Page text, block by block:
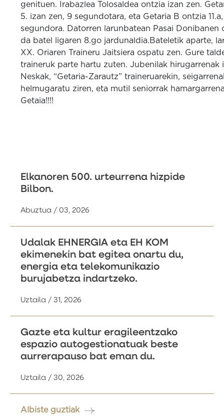
genituen. Irabazlea Tolosaldea ontzia izan zen.
5. izan zen, 9 segundotara, eta Getaria B ontzia 11.a,
segundora. Datorren larunbatean Pasai Donibanen
da batel ligaren 8.go jardunaldia.Bateletik aparte,
XX. Oriaren Traineru Jaitsiera ospatu zen. Gure
traineruk parte hartu zuten. Jubenilak hirugarrenak
Neskak, “Getaria-Zarautz” traineruarekin,
helmugaratu ziren, eta mutil seniorrak
Getaia!!!!
Elkanoren 500. urteurrena hizpide
Bilbon.
Abuztua / 03, 2026
Udalak EHNERGIA eta EH KOM
ekimenekin bat egitea onartu du,
energia eta telekomunikazio
burujabetza indartzeko.
Uztaila / 31, 2026
Gazte eta kultur eragileentzako
espazio autogestionatuak beste
aurrerapauso bat eman du.
Uztaila / 30, 2026
Albiste guztiak